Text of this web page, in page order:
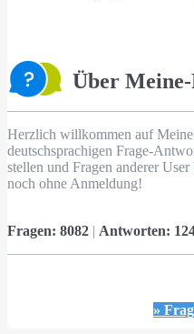
Über
Herzlich willkommen auf
deutschsprachigen Frage-
stellen und Fragen anderer
noch ohne Anmeldung!
Fragen: 8082 | Antworten:
»